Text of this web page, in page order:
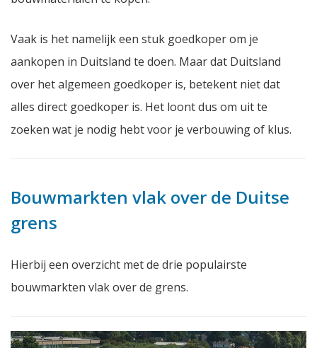
Vaak is het namelijk een stuk goedkoper om je
aankopen in Duitsland te doen. Maar dat Duitsland
over het algemeen goedkoper is, betekent niet dat
alles direct goedkoper is. Het loont dus om uit te
zoeken wat je nodig hebt voor je verbouwing of klus.
Bouwmarkten vlak over de Duitse
grens
Hierbij een overzicht met de drie populairste
bouwmarkten vlak over de grens.